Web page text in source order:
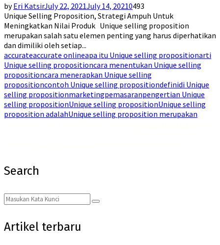
byEri KatsirJuly 22, 2021July 14, 20210493
Unique Selling Proposition, Strategi Ampuh Untuk
Meningkatkan Nilai Produk Unique selling proposition
merupakan salah satu elemen penting yang harus diperhatikan
dan dimiliki oleh setiap...
accurateaccurate onlineapa itu Unique selling propositionarti
Unique selling propositioncara menentukan Unique selling
propositioncara menerapkan Unique selling
propositioncontoh Unique selling propositiondefinidi Unique
selling propositionmarketingpemasaranpengertian Unique
selling propositionUnique selling propositionUnique selling
proposition adalahUnique selling proposition merupakan
Search
Search
for:
Search
Artikel terbaru